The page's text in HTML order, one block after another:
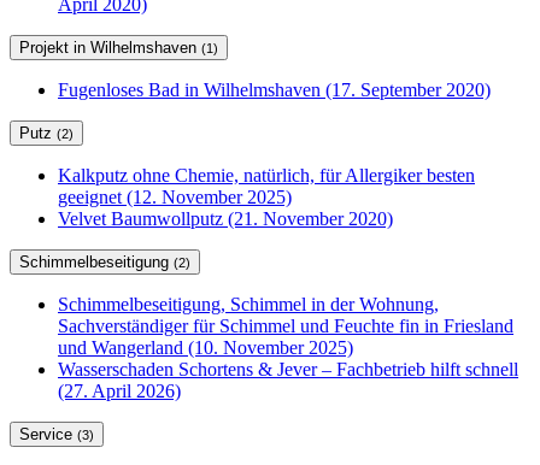
April 2020)
Projekt in Wilhelmshaven (1)
Fugenloses Bad in Wilhelmshaven (17. September 2020)
Putz (2)
Kalkputz ohne Chemie, natürlich, für Allergiker besten
geeignet (12. November 2025)
Velvet Baumwollputz (21. November 2020)
Schimmelbeseitigung (2)
Schimmelbeseitigung, Schimmel in der Wohnung,
Sachverständiger für Schimmel und Feuchte fin in Friesland
und Wangerland (10. November 2025)
Wasserschaden Schortens & Jever – Fachbetrieb hilft schnell
(27. April 2026)
Service (3)